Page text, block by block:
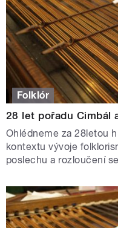
Folklór
28 let pořadu Cimbál
Ohlédneme za 28letou
kontextu vývoje
poslechu a rozloučení